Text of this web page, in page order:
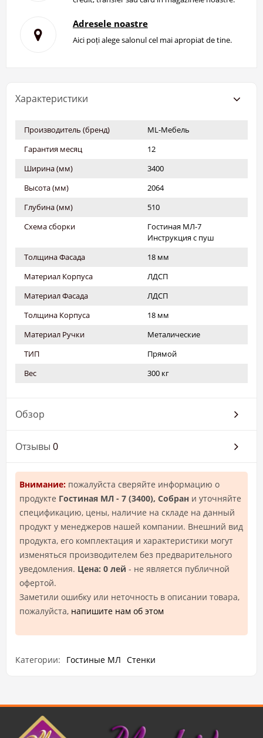
Adresele noastre
Aici poți alege salonul cel mai apropiat de tine.
Характеристики
Производитель (бренд)
ML-Мебель
Гарантия месяц
12
Ширина (мм)
3400
Высота (мм)
2064
Глубина (мм)
510
Схема сборки
Гостиная МЛ-7
Инструкция с пуш
Толщина Фасада
18 мм
Материал Корпуса
ЛДСП
Материал Фасада
ЛДСП
Толщина Корпуса
18 мм
Материал Ручки
Металические
ТИП
Прямой
Вес
300 кг
Обзор
Отзывы 0
Внимание: пожалуйста сверяйте информацию о
продукте Гостиная МЛ - 7 (3400), Собран и уточняйте
спецификацию, цены, наличие на складе на данный
продукт у менеджеров нашей компании. Внешний вид
продукта, его комплектация и характеристики могут
изменяться производителем без предварительного
уведомления. Цена: 0 лей - не является публичной
офертой.
Заметили ошибку или неточность в описании товара,
пожалуйста, напишите нам об этом
Категории: Гостиные МЛ Стенки